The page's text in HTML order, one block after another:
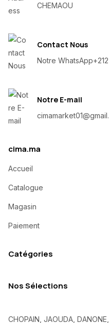
CHEMAOU
Contact Nous
Notre WhatsApp
Notre E-mail
cima.ma
Accueil
Catalogue
Magasin
Paiement
Catégories
Nos Sélections
CHOPAIN, JAOUDA,